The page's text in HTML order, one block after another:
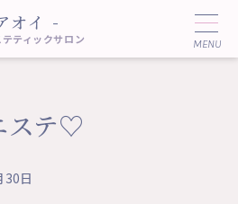
オイ -
ティックサロン
ステ♡
30日